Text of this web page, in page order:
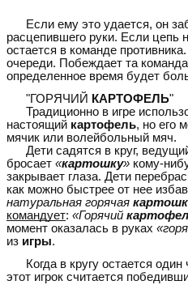
Если ему это удается, он
расцепившего руки. Если цепь
остается в команде
очереди. Побеждает та
определенное время будет
"ГОРЯЧИЙ КАРТОФЕЛЬ"
Традиционно в игре
настоящий картофель, но его
мячик или волейбольный мяч.
Дети садятся в круг,
бросает «картошку» кому-
закрывает глаза. Дети
как можно быстрее от нее
натуральная горячая
командует: «Горячий
момент оказалась в руках
из игры.
Когда в кругу остается
этот игрок считается